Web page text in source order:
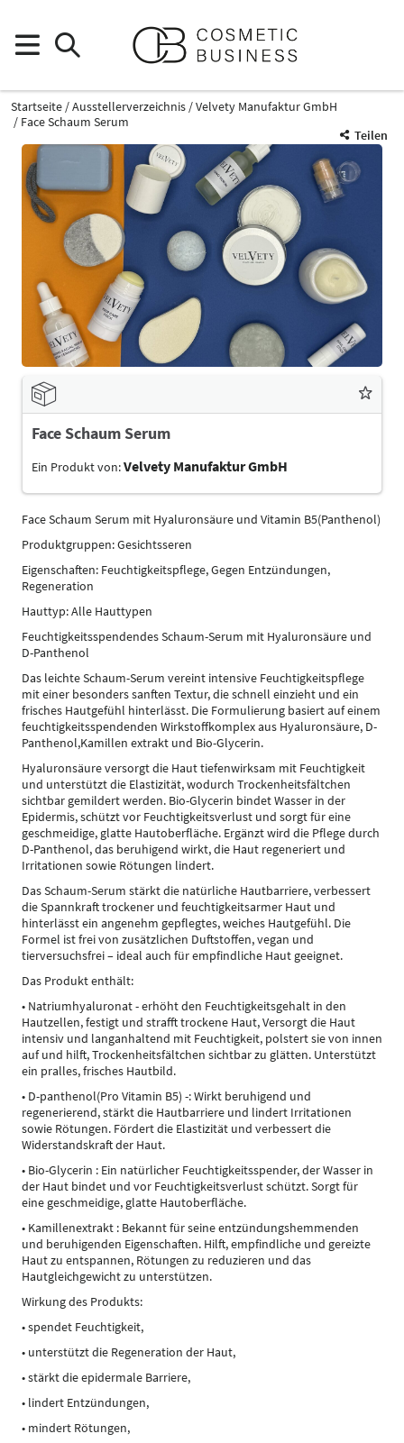
Startseite Ausstellerverzeichnis
Velvety Manufaktur GmbH
Face Schaum Serum
Teilen
Face Schaum Serum
Ein Produkt von:Velvety Manufaktur GmbH
Face Schaum Serum mit Hyaluronsäure und Vitamin B5(Panthenol)
Produktgruppen: Gesichtsseren
Eigenschaften: Feuchtigkeitspflege, Gegen Entzündungen,
Regeneration
Hauttyp: Alle Hauttypen
Feuchtigkeitsspendendes Schaum-Serum mit Hyaluronsäure und
D-Panthenol
Das leichte Schaum-Serum vereint intensive Feuchtigkeitspflege
mit einer besonders sanften Textur, die schnell einzieht und ein
frisches Hautgefühl hinterlässt. Die Formulierung basiert auf einem
feuchtigkeitsspendenden Wirkstoffkomplex aus Hyaluronsäure, D-
Panthenol,Kamillen extrakt und Bio-Glycerin.
Hyaluronsäure versorgt die Haut tiefenwirksam mit Feuchtigkeit
und unterstützt die Elastizität, wodurch Trockenheitsfältchen
sichtbar gemildert werden. Bio-Glycerin bindet Wasser in der
Epidermis, schützt vor Feuchtigkeitsverlust und sorgt für eine
geschmeidige, glatte Hautoberfläche. Ergänzt wird die Pflege durch
D-Panthenol, das beruhigend wirkt, die Haut regeneriert und
Irritationen sowie Rötungen lindert.
Das Schaum-Serum stärkt die natürliche Hautbarriere, verbessert
die Spannkraft trockener und feuchtigkeitsarmer Haut und
hinterlässt ein angenehm gepflegtes, weiches Hautgefühl. Die
Formel ist frei von zusätzlichen Duftstoffen, vegan und
tierversuchsfrei – ideal auch für empfindliche Haut geeignet.
Das Produkt enthält:
• Natriumhyaluronat - erhöht den Feuchtigkeitsgehalt in den
Hautzellen, festigt und strafft trockene Haut, Versorgt die Haut
intensiv und langanhaltend mit Feuchtigkeit, polstert sie von innen
auf und hilft, Trockenheitsfältchen sichtbar zu glätten. Unterstützt
ein pralles, frisches Hautbild.
• D-panthenol(Pro Vitamin B5) -: Wirkt beruhigend und
regenerierend, stärkt die Hautbarriere und lindert Irritationen
sowie Rötungen. Fördert die Elastizität und verbessert die
Widerstandskraft der Haut.
• Bio-Glycerin : Ein natürlicher Feuchtigkeitsspender, der Wasser in
der Haut bindet und vor Feuchtigkeitsverlust schützt. Sorgt für
eine geschmeidige, glatte Hautoberfläche.
• Kamillenextrakt : Bekannt für seine entzündungshemmenden
und beruhigenden Eigenschaften. Hilft, empfindliche und gereizte
Haut zu entspannen, Rötungen zu reduzieren und das
Hautgleichgewicht zu unterstützen.
Wirkung des Produkts:
• spendet Feuchtigkeit,
• unterstützt die Regeneration der Haut,
• stärkt die epidermale Barriere,
• lindert Entzündungen,
• mindert Rötungen,